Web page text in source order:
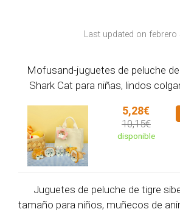
Last updated on febrero
Mofusand-juguetes de peluche
Shark Cat para niñas, lindos
5,28€
10,15€
disponible
Juguetes de peluche de tigre
tamaño para niños, muñecos de